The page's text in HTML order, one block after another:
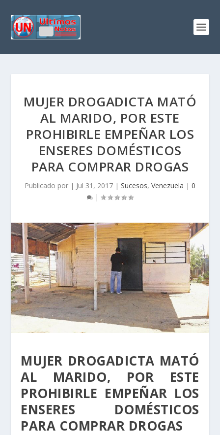
MUJER DROGADICTA MATÓ
AL MARIDO, POR ESTE
PROHIBIRLE EMPEÑAR LOS
ENSERES DOMÉSTICOS
PARA COMPRAR DROGAS
Publicado por | Jul 31, 2017 | Sucesos, Venezuela | 0
|
MUJER DROGADICTA MATÓ
AL MARIDO, POR ESTE
PROHIBIRLE EMPEÑAR LOS
ENSERES DOMÉSTICOS
PARA COMPRAR DROGAS